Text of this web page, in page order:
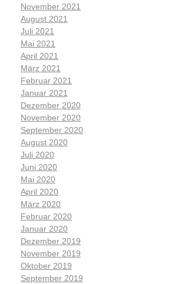
November 2021
August 2021
Juli 2021
Mai 2021
April 2021
März 2021
Februar 2021
Januar 2021
Dezember 2020
November 2020
September 2020
August 2020
Juli 2020
Juni 2020
Mai 2020
April 2020
März 2020
Februar 2020
Januar 2020
Dezember 2019
November 2019
Oktober 2019
September 2019